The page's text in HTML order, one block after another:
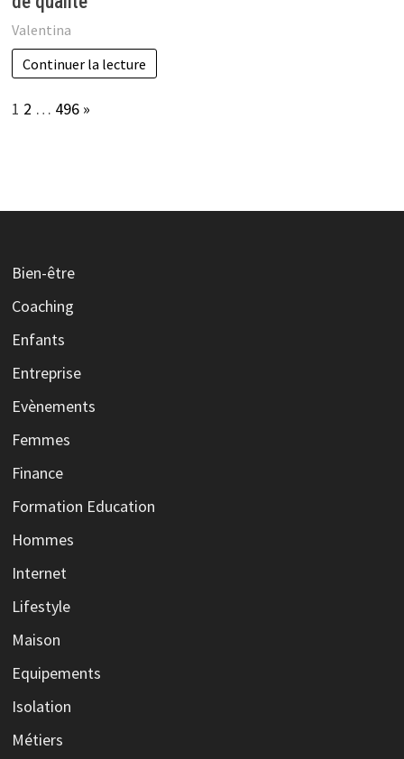
Valentina
Continuer la lecture
Page:
1 2 … 496 Next
»
Bien-être
Coaching
Enfants
Entreprise
Evènements
Femmes
Finance
Formation Education
Hommes
Internet
Lifestyle
Maison
Equipements
Isolation
Métiers